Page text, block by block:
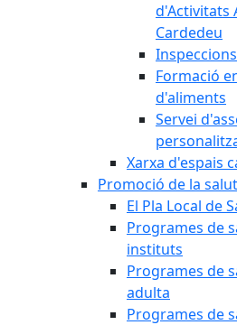
d'Activitats
Cardedeu
Formació
d'aliments
Servei
Xarxa d'espais
Promoció de la
El Pla Local de
Programes de
instituts
Programes de
adulta
Programes de